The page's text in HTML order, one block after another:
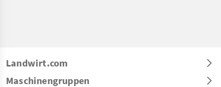
Landwirt.com
Maschinengruppen